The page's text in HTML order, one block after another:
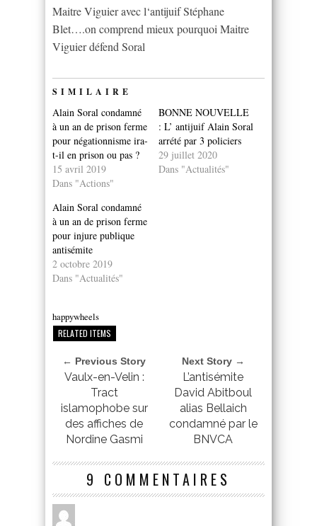
Maitre Viguier avec l‘antijuif Stéphane
Blet….on comprend mieux pourquoi Maitre
Viguier défend Soral
SIMILAIRE
Alain Soral condamné
à un an de prison ferme
pour négationnisme ira-
t-il en prison ou pas ?
15 avril 2019
Dans "Actions"
BONNE NOUVELLE
: L’ antijuif Alain Soral
arrété par 3 policiers
29 juillet 2020
Dans "Actualités"
Alain Soral condamné
à un an de prison ferme
pour injure publique
antisémite
2 octobre 2019
Dans "Actualités"
happywheels
RELATED ITEMS
← Previous Story
Vaulx-en-Velin :
Tract
islamophobe sur
des affiches de
Nordine Gasmi
Next Story →
L’antisémite
David Abitboul
alias Bellaich
condamné par le
BNVCA
9 COMMENTAIRES